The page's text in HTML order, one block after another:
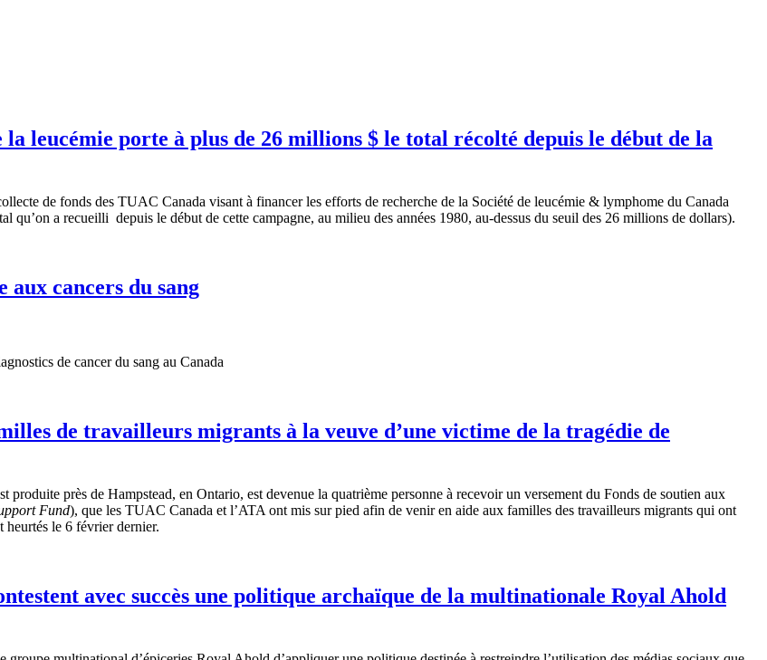
leucémie porte à plus de 26 millions $ le total récolté depuis le début de la
de fonds des TUAC Canada visant à financer les efforts de recherche de la Société de leucémie & lymphome du Canada
qu’on a recueilli depuis le début de cette campagne, au milieu des années 1980, au-dessus du seuil des 26 millions de dollars).
cancers du sang
de cancer du sang au Canada
de travailleurs migrants à la veuve d’une victime de la tragédie de
produite près de Hampstead, en Ontario, est devenue la quatrième personne à recevoir un versement du Fonds de soutien aux
Fund), que les TUAC Canada et l’ATA ont mis sur pied afin de venir en aide aux familles des travailleurs migrants qui ont
heurtés le 6 février dernier.
avec succès une politique archaïque de la multinationale Royal Ahold